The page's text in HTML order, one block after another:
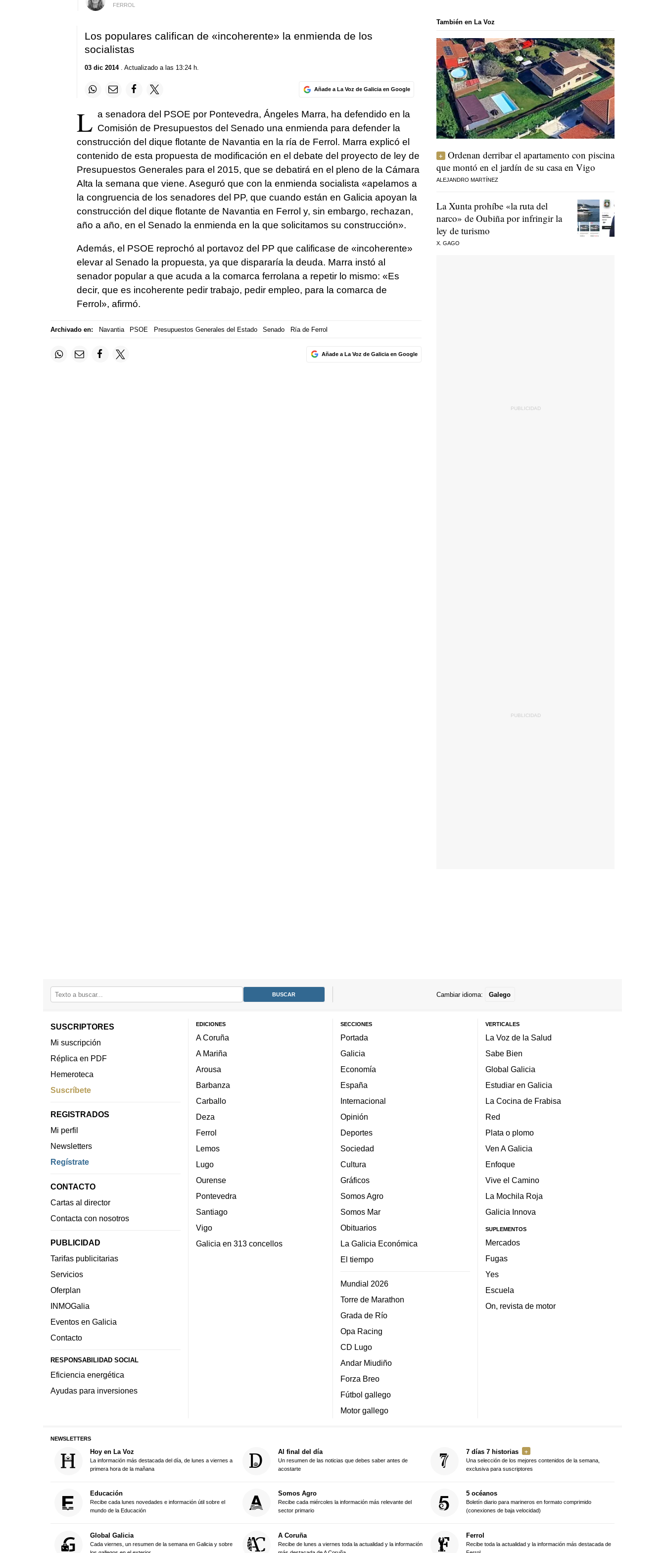
FERROL
Los populares califican de «incoherente» la enmienda de los
socialistas
03 dic 2014. Actualizado a las 13:24 h.
Añade a La Voz de Galicia en Google
L a senadora del PSOE por Pontevedra, Ángeles Marra, ha defendido en la
Comisión de Presupuestos del Senado una enmienda para defender la
construcción del dique flotante de Navantia en la ría de Ferrol. Marra explicó el
contenido de esta propuesta de modificación en el debate del proyecto de ley de
Presupuestos Generales para el 2015, que se debatirá en el pleno de la Cámara
Alta la semana que viene. Aseguró que con la enmienda socialista «apelamos a
la congruencia de los senadores del PP, que cuando están en Galicia apoyan la
construcción del dique flotante de Navantia en Ferrol y, sin embargo, rechazan,
año a año, en el Senado la enmienda en la que solicitamos su construcción».
Además, el PSOE reprochó al portavoz del PP que calificase de «incoherente»
elevar al Senado la propuesta, ya que dispararía la deuda. Marra instó al
senador popular a que acuda a la comarca ferrolana a repetir lo mismo: «Es
decir, que es incoherente pedir trabajo, pedir empleo, para la comarca de
Ferrol», afirmó.
Archivado en: Navantia PSOE Presupuestos Generales del Estado Senado Ría de Ferrol
Añade a La Voz de Galicia en Google
También en La Voz
Ordenan derribar el apartamento con piscina
que montó en el jardín de su casa en Vigo
ALEJANDRO MARTÍNEZ
La Xunta prohíbe «la ruta del
narco» de Oubiña por infringir la
ley de turismo
X. GAGO
Cambiar idioma: Galego
SUSCRIPTORES
Mi suscripción
Réplica en PDF
Hemeroteca
Suscríbete
REGISTRADOS
Mi perfil
Newsletters
Regístrate
CONTACTO
Cartas al director
Contacta con nosotros
PUBLICIDAD
Tarifas publicitarias
Servicios
Oferplan
INMOGalia
Eventos en Galicia
Contacto
RESPONSABILIDAD SOCIAL
Eficiencia energética
Ayudas para inversiones
EDICIONES
A Coruña
A Mariña
Arousa
Barbanza
Carballo
Deza
Ferrol
Lemos
Lugo
Ourense
Pontevedra
Santiago
Vigo
Galicia en 313 concellos
SECCIONES
Portada
Galicia
Economía
España
Internacional
Opinión
Deportes
Sociedad
Cultura
Gráficos
Somos Agro
Somos Mar
Obituarios
La Galicia Económica
El tiempo
Mundial 2026
Torre de Marathon
Grada de Río
Opa Racing
CD Lugo
Andar Miudiño
Forza Breo
Fútbol gallego
Motor gallego
VERTICALES
La Voz de la Salud
Sabe Bien
Global Galicia
Estudiar en Galicia
La Cocina de Frabisa
Red
Plata o plomo
Ven A Galicia
Enfoque
Vive el Camino
La Mochila Roja
Galicia Innova
SUPLEMENTOS
Mercados
Fugas
Yes
Escuela
On, revista de motor
NEWSLETTERS
Hoy en La Voz
La información más destacada del día, de lunes a viernes a
primera hora de la mañana
Al final del día
Un resumen de las noticias que debes saber antes de
acostarte
7 días 7 historias
Una selección de los mejores contenidos de la semana,
exclusiva para suscriptores
Educación
Recibe cada lunes novedades e información útil sobre el
mundo de la Educación
Somos Agro
Recibe cada miércoles la información más relevante del
sector primario
5 océanos
Boletín diario para marineros en formato comprimido
(conexiones de baja velocidad)
Global Galicia
Cada viernes, un resumen de la semana en Galicia y sobre
A Coruña
Recibe de lunes a viernes toda la actualidad y la información
Ferrol
Recibe toda la actualidad y la información más destacada de